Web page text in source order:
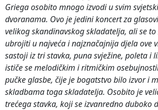
Griega osobito mnogo izvodi u svim
dvoranama. Ovo je jedini koncert za
velikog skandinavskog skladatelja, ali se
ubrojiti u najveća i najznačajnija djela ove
sastoji iz tri stavka, puna svježine, poleta i
ističe se melodičkim i ritmičkim
pučke glasbe, čije je bogatstvo bilo izvor i
skladbama toga skladatelja. Osobito je
trećega stavka, koji se izvanredno duboko